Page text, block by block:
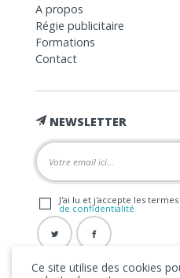
A propos
Régie publicitaire
Formations
Contact
NEWSLETTER
J'ai lu et j'accepte les
de confidentialité
Ce site utilise des cookies